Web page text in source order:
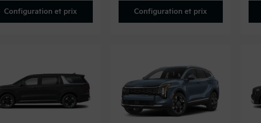
Configuration et prix Configuration et prix